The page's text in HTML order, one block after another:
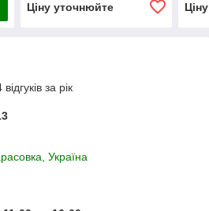
Ціну уточнюйте
за рік
Україна